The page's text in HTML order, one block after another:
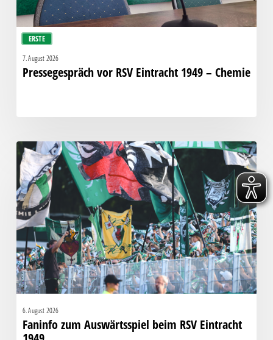
ERSTE
7. August 2026
Pressegespräch vor RSV Eintracht 1949 – Chemie
Faninfo
zum
Auswärtsspiel
beim
RSV
Eintracht
6. August 2026
Faninfo zum Auswärtsspiel beim RSV Eintracht